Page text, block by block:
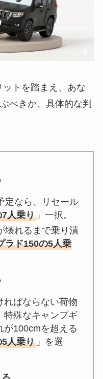
トを踏まえ、あな
べきか、具体的な判
定なら、リセール
人乗り」一択。
壊れるまで乗り潰
ラド150の5人乗
ればならない荷物
特殊なキャンプギ
が100cmを超える
人乗り」を選